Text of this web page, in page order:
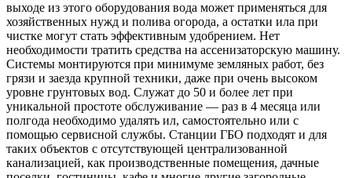
выходе из этого оборудования вода может применяться для
хозяйственных нужд и полива огорода, а остатки ила при
чистке могут стать эффективным удобрением. Нет
необходимости тратить средства на ассенизаторскую машину.
Системы монтируются при минимуме земляных работ, без
грязи и заезда крупной техники, даже при очень высоком
уровне грунтовых вод. Служат до 50 и более лет при
уникальной простоте обслуживание — раз в 4 месяца или
полгода необходимо удалять ил, самостоятельно или с
помощью сервисной службы. Станции ГБО подходят и для
таких объектов с отсутствующей централизованной
канализацией, как производственные помещения, дачные